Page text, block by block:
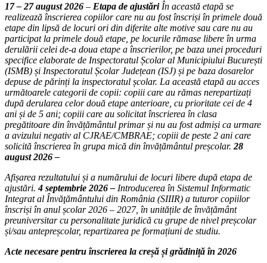
17 – 27 august 2026 – Etapa de ajustăriÎn această etapă se
realizează înscrierea copiilor care nu au fost înscriși în primele două
etape din lipsă de locuri ori din diferite alte motive sau care nu au
participat la primele două etape, pe locurile rămase libere în urma
derulării celei de-a doua etape a înscrierilor, pe baza unei proceduri
specifice elaborate de Inspectoratul Școlar al Municipiului București
(ISMB) și Inspectoratul Școlar Județean (ISJ) și pe baza dosarelor
depuse de părinți la inspectoratul școlar. La această etapă au acces
următoarele categorii de copii: copiii care au rămas nerepartizați
după derularea celor două etape anterioare, cu prioritate cei de 4
ani și de 5 ani; copiii care au solicitat înscrierea în clasa
pregătitoare din învățământul primar și nu au fost admiși ca urmare
a avizului negativ al CJRAE/CMBRAE; copiii de peste 2 ani care
solicită înscrierea în grupa mică din învățământul preșcolar. 28
august 2026 –
Afișarea rezultatului și a numărului de locuri libere după etapa de
ajustări.4 septembrie 2026 – Introducerea în Sistemul Informatic
Integrat al Învăţământului din România (SIIIR) a tuturor copiilor
înscriși în anul școlar 2026 – 2027, în unitățile de învățământ
preuniversitar cu personalitate juridică cu grupe de nivel preșcolar
și/sau antepreșcolar, repartizarea pe formațiuni de studiu.
Acte necesare pentru înscrierea la creșă și grădiniță în 2026